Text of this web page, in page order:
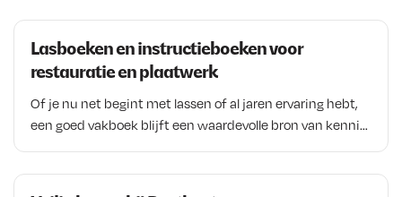
en hoe afhalen in Veenendaal werkt. Ook lees je meer
over verzending binnen Nederland, België en andere
landen, zodat je vooraf precies weet waar je aan toe bent
bij het plaatsen van een bestelling.
Lasboeken en instructieboeken voor
restauratie en plaatwerk
Of je nu net begint met lassen of al jaren ervaring hebt,
een goed vakboek blijft een waardevolle bron van kennis.